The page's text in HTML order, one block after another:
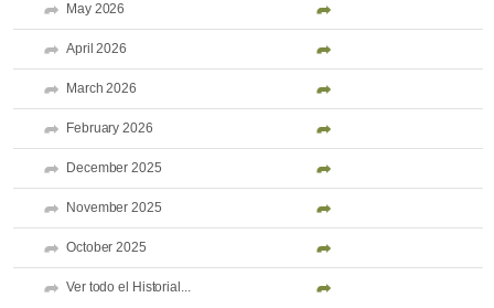
May 2026
April 2026
March 2026
February 2026
December 2025
November 2025
October 2025
Ver todo el Historial...